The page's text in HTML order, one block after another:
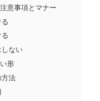
意事項とマナー
ない
形
方法